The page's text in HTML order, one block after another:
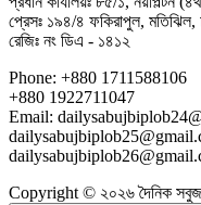
প্রেসঃ ১৯৪/৪ ফকিরাপুল, মতিঝিল,
রেজিঃ নং ডিএ - ১৪১২
Phone: +880 1711588106
+880 1922711047
Email:
Copyright © ২০২৬ দৈনিক সবুজ